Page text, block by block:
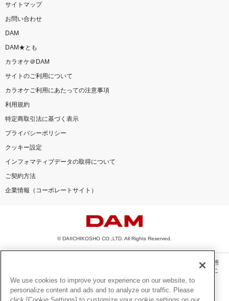
サイトマップ
お問い合わせ
DAM
DAM★とも
カラオケ＠DAM
サイトのご利用について
カラオケご利用にあたっての注意事項
利用規約
特定商取引法に基づく表示
プライバシーポリシー
クッキー設定
インフォマティブデータの取得について
ご契約方法
企業情報（コーポレートサイト）
© DAIICHIKOSHO CO.,LTD. All Rights Reserved.
このサイトに掲載されている一切の文章・画像・写真・動画・音声等を、手段や形態
を問わず、著作権法の定める範囲を超えて無断で複製、転載、ファイル化などするこ
とを禁じます。
楽曲及びコンテンツは、機種によりご利用いただけない場合があります。
We use cookies to improve your experience on our website, to
personalize content and ads and to analyze our traffic. Please